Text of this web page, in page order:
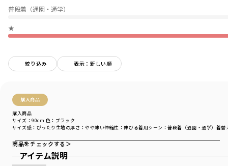
普段着（通園・通学）
★
絞り込み 表示：新しい順
購入商品
購入商品
サイズ感 ：ぴったり 生地の厚さ ：やや薄い伸縮性 ：伸びる着用シーン ：普段着（通園・通学） 着替
サイズ：90cm 色：ブラック
商品をチェックする＞
アイテム説明